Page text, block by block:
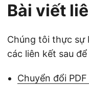
Bài viết
Chúng tôi thực sự
các liên kết sau
Chuyển đổi